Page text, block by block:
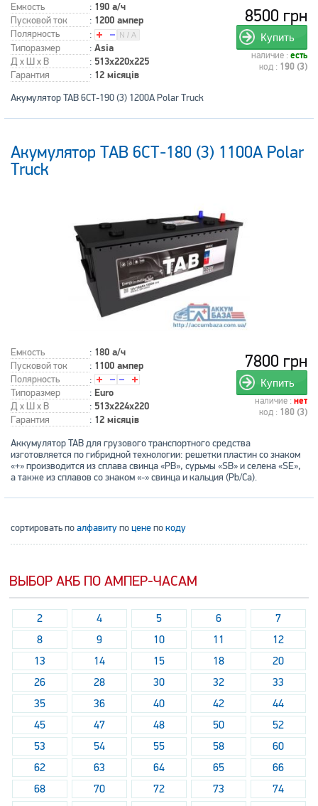
Емкость : 190 а/ч
Пусковой ток : 1200 ампер
Полярность
:
Типоразмер
: Asia
Д x Ш x В : 513x220x225
Гарантия : 12 місяців
8500 грн
Купить
наличие : есть
код : 190 (3)
Акумулятор TAB 6СТ-190 (3) 1200А Polar Truck
Акумулятор TAB 6СТ-180 (3) 1100А Polar
Truck
Емкость : 180 а/ч
Пусковой ток : 1100 ампер
Полярность
:
Типоразмер
: Euro
Д x Ш x В : 513x224x220
Гарантия : 12 місяців
7800 грн
Купить
наличие : нет
код : 180 (3)
Аккумулятор TAB для грузового транспортного средства
изготовляется по гибридной технологии: решетки пластин со знаком
«+» производится из сплава свинца «РВ», сурьмы «SB» и селена «SE»,
а также из сплавов со знаком «-» свинца и кальция (Pb/Ca).
сортировать поалфавитупоценепокоду
ВЫБОР АКБ ПО АМПЕР-ЧАСАМ
2 4 5 6
7
8
9 10 11
12
13
14 15 18
20
26
28 30 32
33
35
36 40 42
44
45
47 48 50
52
53
54 55 58
60
62
63 64 65
66
68
70 72 73
74